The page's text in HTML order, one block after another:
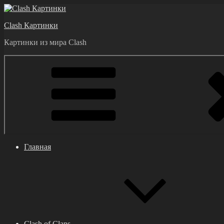
Перейти
содержимому
Clash Картинки
Картинки из мира Clash
Главная